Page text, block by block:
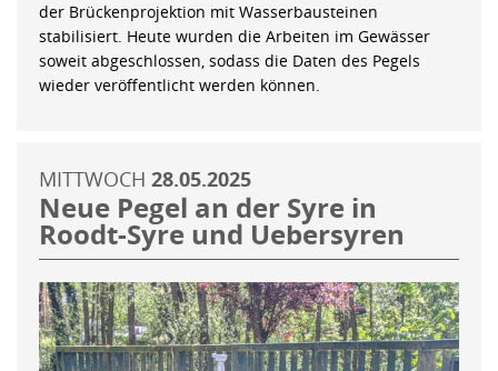
der Brückenprojektion mit Wasserbausteinen
stabilisiert. Heute wurden die Arbeiten im Gewässer
soweit abgeschlossen, sodass die Daten des Pegels
wieder veröffentlicht werden können.
MITTWOCH 28.05.2025
Neue Pegel an der Syre in
Roodt-Syre und Uebersyren